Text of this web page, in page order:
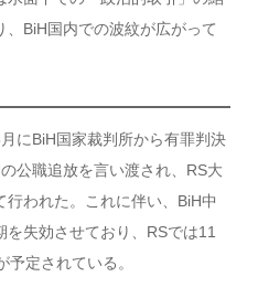
BiH国内での波紋が広がって
にBiH国家裁判所から有罪判決
公職追放を言い渡され、RS大
われた。これに伴い、BiH中
失効させており、RSでは11
定されている。